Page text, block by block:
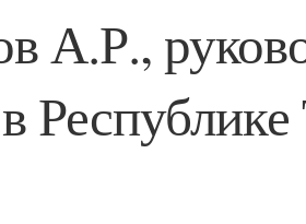
А.Р.,
Республике